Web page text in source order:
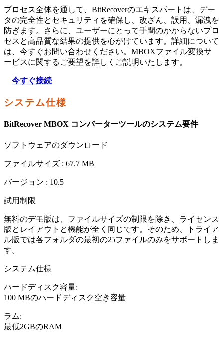
プロセス全体を通して、BitRecoverのエキスパートは、デー
タの完全性とセキュリティを確保し、改ざん、誤用、漏洩を
防ぎます。さらに、ユーザーにとって手間のかからないプロ
セスと高品質な結果の提供を心がけています。詳細について
は、今すぐお問い合わせください。MBOXファイル変換サ
ービスに関するご要望を詳しくご説明いたします。
今すぐ接続
システム仕様
BitRecover MBOX コンバーターツールのシステム要件
ソフトウェアのダウンロード
ファイルサイズ : 67.7 MB
バージョン : 10.5
試用制限
無料のデモ版は、ファイルサイズの制限を除き、ライセンス
版とレイアウトと機能が全く同じです。そのため、トライア
ル版では各フォルダの最初の25ファイルのみをサポートしま
す。
システム仕様
ハードディスク容量:
100 MBのハードディスク空き容量
ラム:
最低2GBのRAM